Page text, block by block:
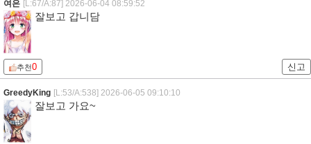
여은 [L:67/A:87] 2026-06-04 08:59:52
잘보고 갑니담
추천0 신고
GreedyKing [L:53/A:538] 2026-06-05 09:10:10
잘보고 가요~